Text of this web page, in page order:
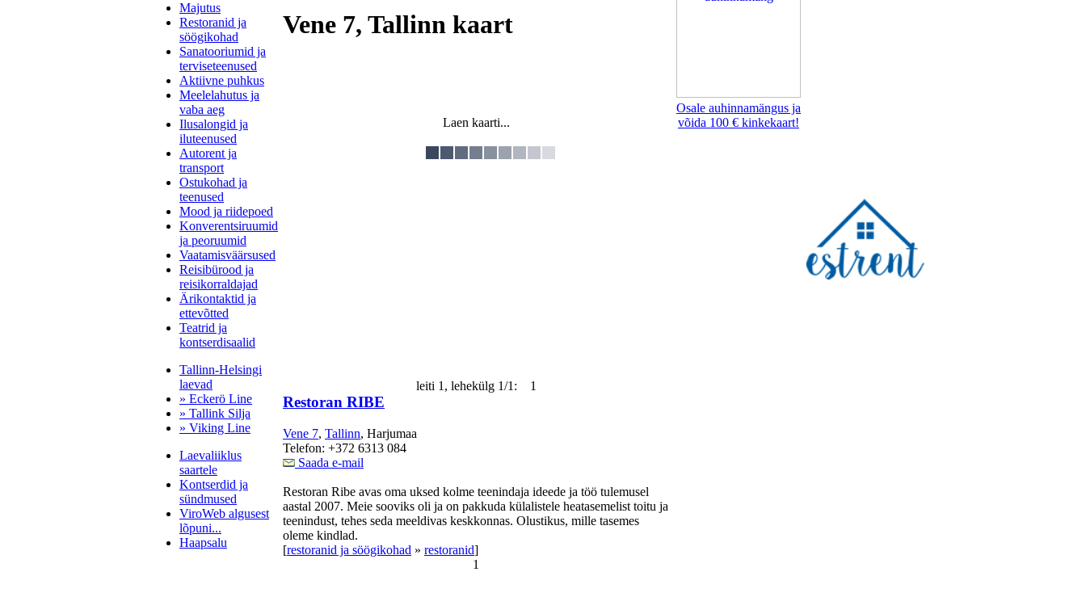
Majutus
Restoranid ja
söögikohad
Sanatooriumid ja
terviseteenused
Aktiivne puhkus
Meelelahutus ja
vaba aeg
Ilusalongid ja
iluteenused
Autorent ja
transport
Ostukohad ja
teenused
Mood ja riidepoed
Konverentsiruumid
ja peoruumid
Vaatamisväärsused
Reisibürood ja
reisikorraldajad
Ärikontaktid ja
ettevõtted
Teatrid ja
kontserdisaalid
Tallinn-Helsingi
laevad
» Eckerö Line
» Tallink Silja
» Viking Line
Laevaliiklus
saartele
Kontserdid ja
sündmused
ViroWeb algusest
lõpuni...
Haapsalu
Vene 7, Tallinn kaart
Laen kaarti...
leiti 1, lehekülg 1/1: 1
Restoran RIBE
Vene 7, Tallinn, Harjumaa
Telefon: +372 6313 084
Saada e-mail
Restoran Ribe avas oma uksed kolme teenindaja ideede ja töö tulemusel
aastal 2007. Meie sooviks oli ja on pakkuda külalistele heatasemelist toitu ja
teenindust, tehes seda meeldivas keskkonnas. Olustikus, mille tasemes
oleme kindlad.
[restoranid ja söögikohad » restoranid]
1
Osale auhinnamängus ja
võida 100 € kinkekaart!